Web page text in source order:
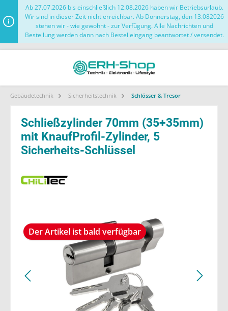
Ab 27.07.2026 bis einschließlich 12.08.2026 haben wir Betriebsurlaub.
Wir sind in dieser Zeit nicht erreichbar. Ab Donnerstag, den 13.082026
stehen wir - wie gewohnt - zur Verfügung. Alle Nachrichten und
Bestellung werden dann nach Bestelleingang beantwortet / versendet.
Gebäudetechnik Sicherheitstechnik Schlösser & Tresor
Schließzylinder 70mm (35+35mm)
mit KnaufProfil-Zylinder, 5
Sicherheits-Schlüssel
Der Artikel ist bald verfügbar